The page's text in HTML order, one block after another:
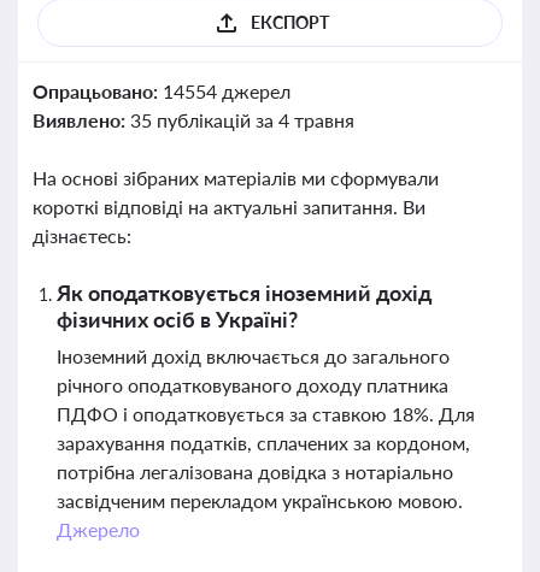
ЕКСПОРТ
Опрацьовано: 14554 джерел
Виявлено: 35 публікацій за 4 травня
На основі зібраних матеріалів ми сформували
короткі відповіді на актуальні запитання. Ви
дізнаєтесь:
Як оподатковується іноземний дохід
фізичних осіб в Україні?
Іноземний дохід включається до загального
річного оподатковуваного доходу платника
ПДФО і оподатковується за ставкою 18%. Для
зарахування податків, сплачених за кордоном,
потрібна легалізована довідка з нотаріально
засвідченим перекладом українською мовою.
Джерело